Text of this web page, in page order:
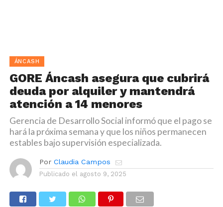
ÁNCASH
GORE Áncash asegura que cubrirá
deuda por alquiler y mantendrá
atención a 14 menores
Gerencia de Desarrollo Social informó que el pago se
hará la próxima semana y que los niños permanecen
estables bajo supervisión especializada.
Por Claudia Campos
Publicado el agosto 9, 2025